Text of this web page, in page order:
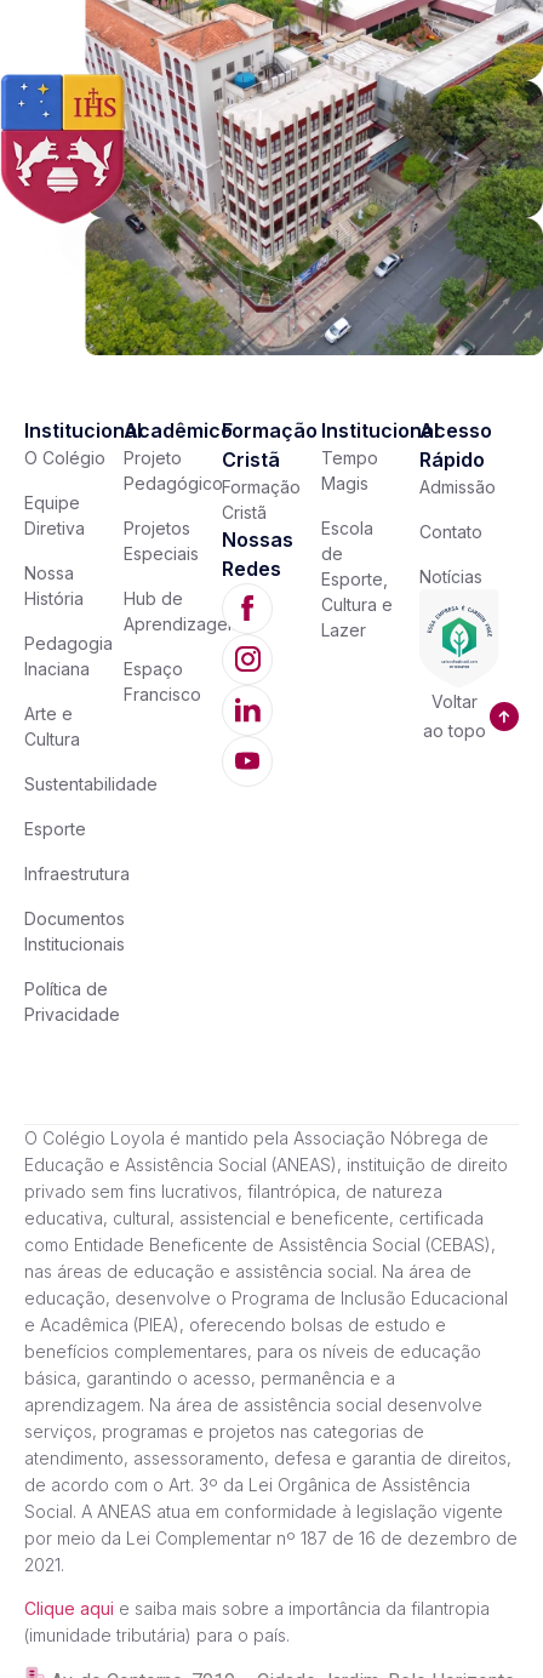
Institucional
O Colégio
Equipe
Diretiva
Nossa
História
Pedagogia
Inaciana
Arte e
Cultura
Sustentabilidade
Esporte
Infraestrutura
Documentos
Institucionais
Política de
Privacidade
Acadêmico
Projeto
Pedagógico
Projetos
Especiais
Hub de
Aprendizagem
Espaço
Francisco
Formação
Cristã
Formação
Cristã
Nossas
Redes
Institucional
Tempo
Magis
Escola
de
Esporte,
Cultura e
Lazer
Acesso
Rápido
Admissão
Contato
Notícias
Voltar
ao topo
O Colégio Loyola é mantido pela Associação Nóbrega de
Educação e Assistência Social (ANEAS), instituição de direito
privado sem fins lucrativos, filantrópica, de natureza
educativa, cultural, assistencial e beneficente, certificada
como Entidade Beneficente de Assistência Social (CEBAS),
nas áreas de educação e assistência social. Na área de
educação, desenvolve o Programa de Inclusão Educacional
e Acadêmica (PIEA), oferecendo bolsas de estudo e
benefícios complementares, para os níveis de educação
básica, garantindo o acesso, permanência e a
aprendizagem. Na área de assistência social desenvolve
serviços, programas e projetos nas categorias de
atendimento, assessoramento, defesa e garantia de direitos,
de acordo com o Art. 3º da Lei Orgânica de Assistência
Social. A ANEAS atua em conformidade à legislação vigente
por meio da Lei Complementar nº 187 de 16 de dezembro de
2021.
Clique aqui e saiba mais sobre a importância da filantropia
(imunidade tributária) para o país.